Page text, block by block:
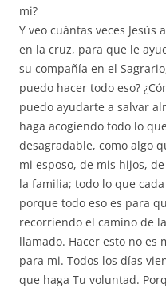
mi?
Y veo cuántas veces
en la cruz, para que le
su compañía en el
puedo hacer todo eso?
puedo ayudarte a salvar
haga acogiendo todo lo
desagradable, como algo
mi esposo, de mis hijos,
la familia; todo lo que
porque todo eso es para
recorriendo el camino de
llamado. Hacer esto no es
para mi. Todos los días
que haga Tu voluntad.